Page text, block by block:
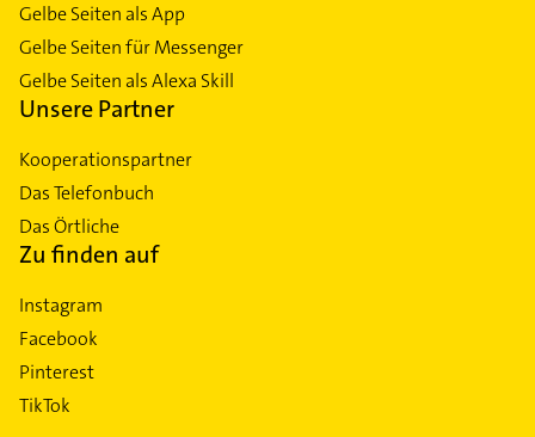
Gelbe Seiten als App
Gelbe Seiten für Messenger
Gelbe Seiten als Alexa Skill
Unsere Partner
Kooperationspartner
Das Telefonbuch
Das Örtliche
Zu finden auf
Instagram
Facebook
Pinterest
TikTok